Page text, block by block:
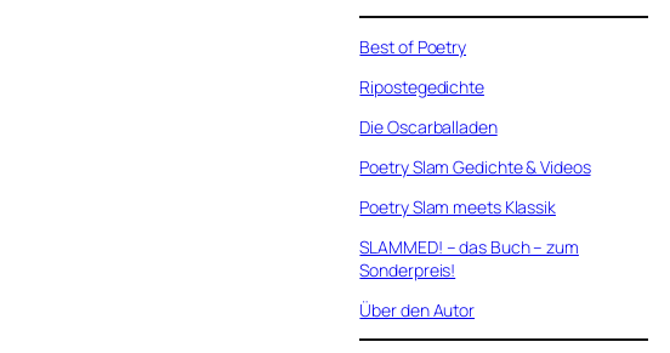
Best of Poetry
Ripostegedichte
Die Oscarballaden
Poetry Slam Gedichte & Videos
Poetry Slam meets Klassik
SLAMMED! – das Buch – zum
Sonderpreis!
Über den Autor